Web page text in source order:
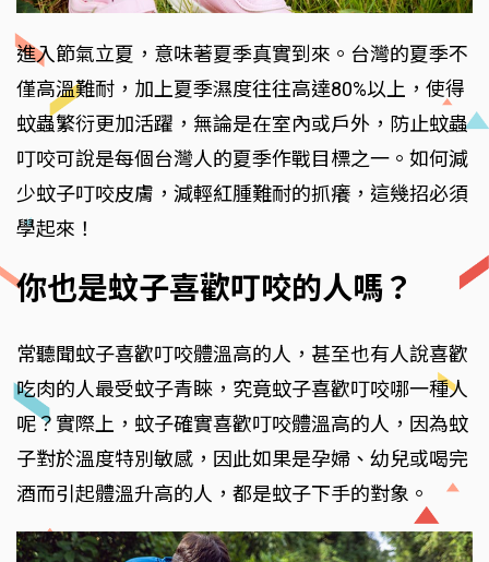
進入節氣立夏，意味著夏季真實到來。台灣的夏季不
僅高溫難耐，加上夏季濕度往往高達80%以上，使得
蚊蟲繁衍更加活躍，無論是在室內或戶外，防止蚊蟲
叮咬可說是每個台灣人的夏季作戰目標之一。如何減
少蚊子叮咬皮膚，減輕紅腫難耐的抓癢，這幾招必須
學起來！
你也是蚊子喜歡叮咬的人嗎？
常聽聞蚊子喜歡叮咬體溫高的人，甚至也有人說喜歡
吃肉的人最受蚊子青睞，究竟蚊子喜歡叮咬哪一種人
呢？實際上，蚊子確實喜歡叮咬體溫高的人，因為蚊
子對於溫度特別敏感，因此如果是孕婦、幼兒或喝完
酒而引起體溫升高的人，都是蚊子下手的對象。